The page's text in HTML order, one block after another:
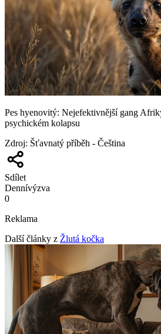
Pes hyenovitý: Nejefektivnější gang
psychickém kolapsu
Zdroj: Šťavnatý příběh - Čeština
Sdílet
Dennívýzva
0
Reklama
Další články z Žlutá kočka